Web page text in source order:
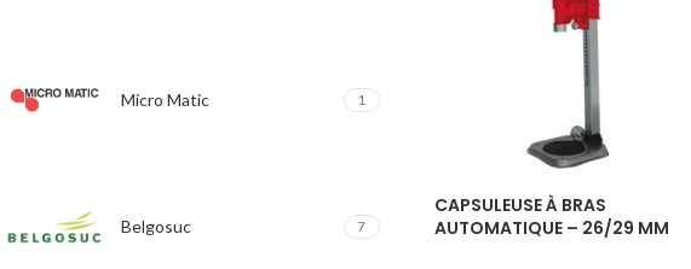
Micro Matic 1
Belgosuc 7
CAPSULEUSE À BRAS
AUTOMATIQUE – 26/29 MM